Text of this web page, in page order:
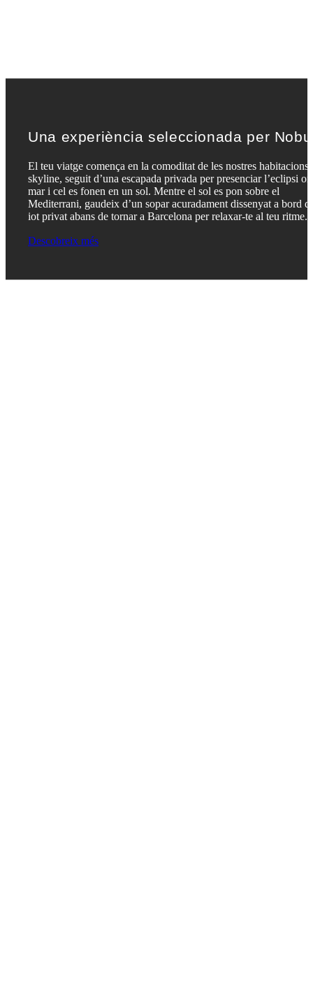
Una experiència seleccionada per Nobu
El teu viatge comença en la comoditat de les nostres habitacions
skyline, seguit d’una escapada privada per presenciar l’eclipsi on
mar i cel es fonen en un sol. Mentre el sol es pon sobre el
Mediterrani, gaudeix d’un sopar acuradament dissenyat a bord
iot privat abans de tornar a Barcelona per relaxar-te al teu ritme.
Descobreix més